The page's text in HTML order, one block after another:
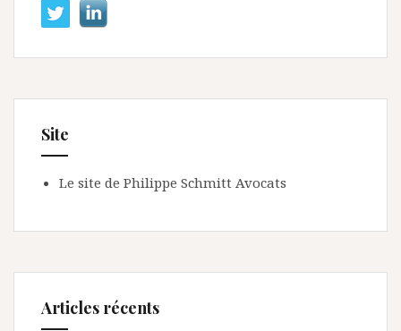
Site
Le site de Philippe Schmitt Avocats
Articles récents